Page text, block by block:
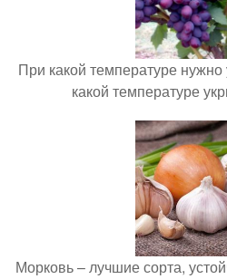
При какой температуре
какой температуре
Морковь – лучшие сорта,